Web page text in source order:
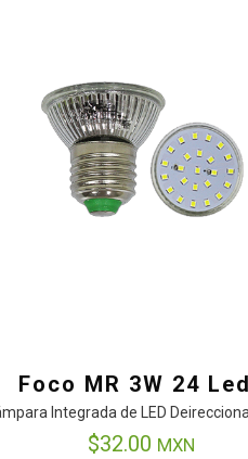
Foco MR 3W 24
Integrada de LED
$32.00 MXN